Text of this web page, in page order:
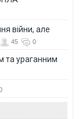
війни, але
45 0
та ураганним